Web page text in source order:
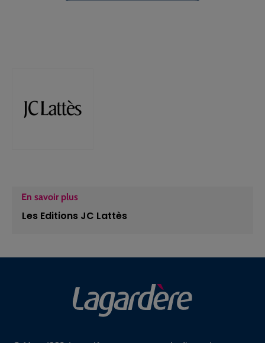
En savoir plus
Les Editions JC Lattès